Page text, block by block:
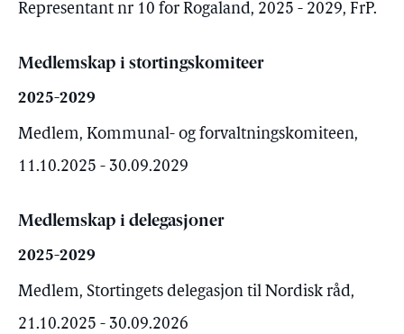
Representant nr 10 for Rogaland, 2025 - 2029, FrP.
Medlemskap i stortingskomiteer
2025-2029
Medlem, Kommunal- og forvaltningskomiteen,
11.10.2025 - 30.09.2029
Medlemskap i delegasjoner
2025-2029
Medlem, Stortingets delegasjon til Nordisk råd,
21.10.2025 - 30.09.2026